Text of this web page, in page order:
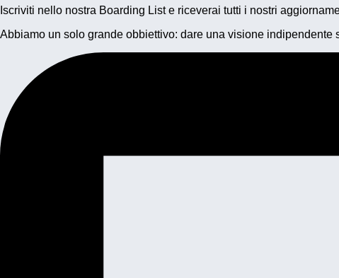
Iscriviti nello nostra Boarding List e riceverai tutti i nostri
Abbiamo un solo grande obbiettivo: dare una visione indipendente